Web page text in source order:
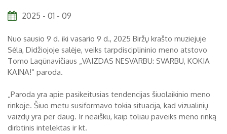
Šeimoms
Biržai ir Radvilos
Biržų tvirtovės arsenalas
Religijos
Biržai XIX a.
Biržai XX a.
RUGPJŪTIS 2026
1
3
4
2025 - 01 - 09
Nuo sausio 9 d. iki vasario 9 d., 2025 Biržų krašto muziejuje
Sėla, Didžiojoje salėje, veiks tarpdisciplininio meno atstovo
Tomo Lagūnavičiaus „VAIZDAS NESVARBU: SVARBU, KOKIA
KAINA!“ paroda.
„Paroda yra apie pasikeitusias tendencijas šiuolaikinio meno
rinkoje. Šiuo metu susiformavo tokia situacija, kad vizualinių
vaizdų yra per daug. Ir neaišku, kaip toliau paveiks meno rinką
dirbtinis intelektas ir kt.